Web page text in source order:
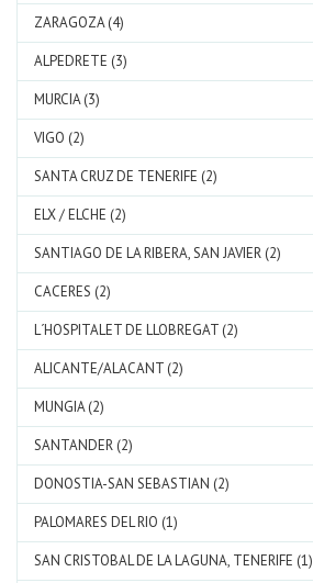
ZARAGOZA (4)
ALPEDRETE (3)
MURCIA (3)
VIGO (2)
SANTA CRUZ DE TENERIFE (2)
ELX / ELCHE (2)
SANTIAGO DE LA RIBERA, SAN JAVIER (2)
CACERES (2)
L´HOSPITALET DE LLOBREGAT (2)
ALICANTE/ALACANT (2)
MUNGIA (2)
SANTANDER (2)
DONOSTIA-SAN SEBASTIAN (2)
PALOMARES DEL RIO (1)
SAN CRISTOBAL DE LA LAGUNA, TENERIFE (1)